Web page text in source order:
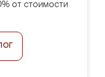
от стоимости